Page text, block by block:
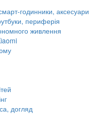
годинники, аксесуари
периферія
живлення
догляд